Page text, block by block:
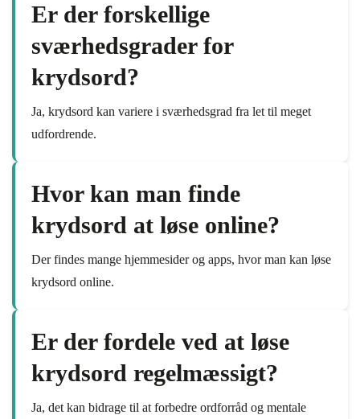
Er der forskellige
sværhedsgrader for
krydsord?
Ja, krydsord kan variere i sværhedsgrad fra let til meget
udfordrende.
Hvor kan man finde
krydsord at løse online?
Der findes mange hjemmesider og apps, hvor man kan løse
krydsord online.
Er der fordele ved at løse
krydsord regelmæssigt?
Ja, det kan bidrage til at forbedre ordforråd og mentale